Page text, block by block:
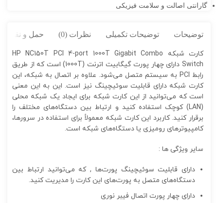
گارانتی اصالت و سلامت فیزیکی
توضیحات توضیحات تکمیلی نظرات (0) حمل و نقل
کارت شبکه HP NC150T PCI 4-port 1000T Gigabit Combo
Switch دارای چهار پورت گیگابیت اترنت (1000T) است که از طریق
رابط PCI به سیستم متصل می‌شود. علاوه بر اتصال به شبکه، این
کارت شبکه دارای قابلیت سوئیچینگ نیز است. این به این معنی
است که می‌توانید از این کارت شبکه برای ایجاد یک شبکه محلی
(LAN) کوچک استفاده کنید و ارتباط بین دستگاه‌های مختلف را
برقرار کنید. کاربرد این کارت شبکه معمولاً برای استفاده در سرورها،
کامپیوترهای رومیزی یا دستگاه‌های شبکه است.
سایر ویژگی ها :
دارای قابلیت سوئیچینگ پورت‌ها , که می‌توانید ارتباط بین
دستگاه‌های متصل به پورت‌های این کارت را مدیریت کنید.
دارای چهار پورت اتصال فیبر نوری